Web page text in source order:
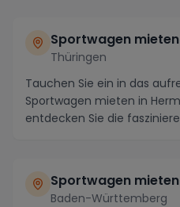
Sportwagen
Thüringen
Tauchen Sie ein in das
Sportwagen mieten in
entdecken Sie die
Sportwagen
Baden-Württemberg